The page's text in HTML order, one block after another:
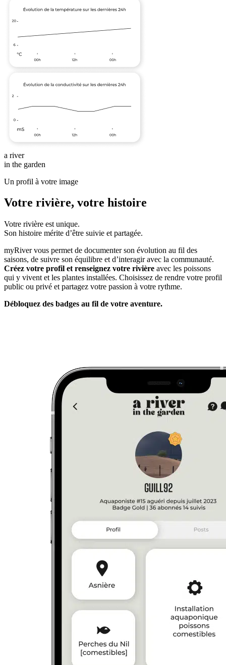
a river
in the garden
Un profil à votre image
Votre rivière, votre histoire
Votre rivière est unique.
Son histoire mérite d’être suivie et partagée.
myRiver vous permet de documenter son évolution au fil des
saisons, de suivre son équilibre et d’interagir avec la communauté.
Créez votre profil et renseignez votre rivière avec les poissons
qui y vivent et les plantes installées. Choisissez de rendre votre profil
public ou privé et partagez votre passion à votre rythme.
Débloquez des badges au fil de votre aventure.